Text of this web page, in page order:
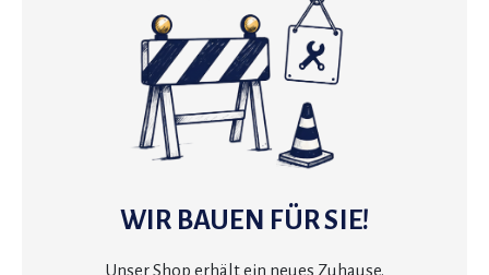
WIR BAUEN FÜR SIE!
Unser Shop erhält ein neues Zuhause.